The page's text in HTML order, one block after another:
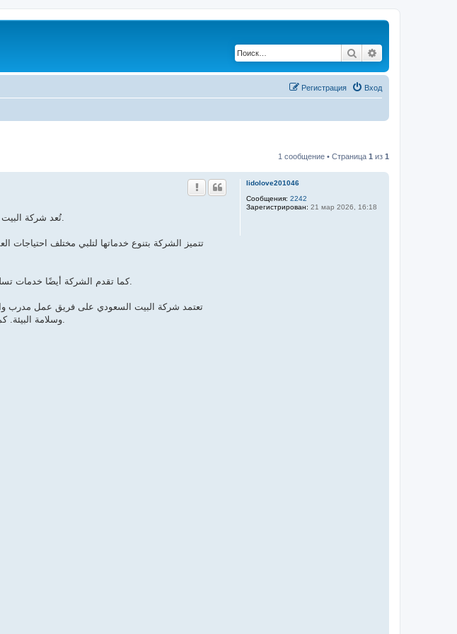
Поиск
Вход
Регистрация
1 сообщение • Страница 1 из 1
lidolove201046
Сообщения: 2242
Зарегистрирован: 21 мар 2026, 16:18
تُعد شركة البيت السعودي واحدة من أبرز الشركات المتخصصة في تقديم خدمات النظافة ومكافحة الحشرات في مدينة الأحساء.
تتميز الشركة بتنوع خدماتها لتلبي مختلف احتياجات
كما تقدم الشركة أيضًا خدمات تسليك المجاري، كشف تسربات المياه، صيانة الأفران، عزل الأسطح، وتنظيف الكنب، المجالس، السجاد، والموكيت.
تعتمد شركة البيت السعودي على فريق عمل مدرب
وسلامة البيئة. كما تهتم بتقديم حلول فعّالة ومستدامة بأسعار تنافسية، مما يجعلها الخيار الأول لدى الكثير من العملاء في الأحساء.